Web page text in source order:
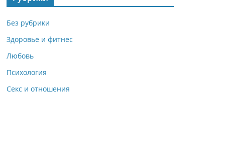
Без рубрики
Здоровье и фитнес
Любовь
Психология
Секс и отношения